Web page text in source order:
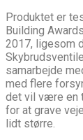
Produktet er
Building
2017, ligesom
samarbejde
med flere
det vil være en
for at grave
lidt større.